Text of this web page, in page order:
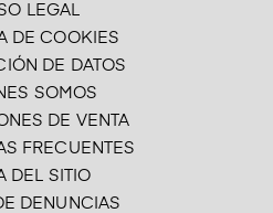
LEGAL
DE COOKIES
DE DATOS
SOMOS
DE VENTA
FRECUENTES
DEL SITIO
DENUNCIAS